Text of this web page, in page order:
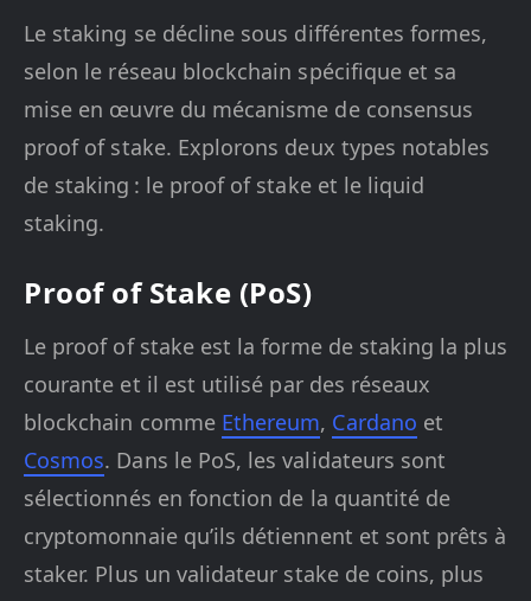
Le staking se décline sous différentes formes,
selon le réseau blockchain spécifique et sa
mise en œuvre du mécanisme de consensus
proof of stake. Explorons deux types notables
de staking : le proof of stake et le liquid
staking.
Proof of Stake (PoS)
Le proof of stake est la forme de staking la plus
courante et il est utilisé par des réseaux
blockchain comme Ethereum, Cardano et
Cosmos. Dans le PoS, les validateurs sont
sélectionnés en fonction de la quantité de
cryptomonnaie qu’ils détiennent et sont prêts à
staker. Plus un validateur stake de coins, plus